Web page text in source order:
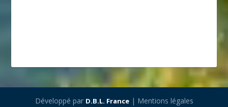
Développé par D.B.L. France| Mentions légales